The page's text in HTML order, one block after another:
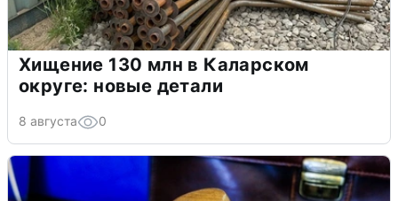
Хищение 130 млн в Каларском
округе: новые детали
8 августа 0